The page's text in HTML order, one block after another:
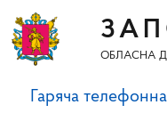
ОБЛАСНА
Гаряча телефонна